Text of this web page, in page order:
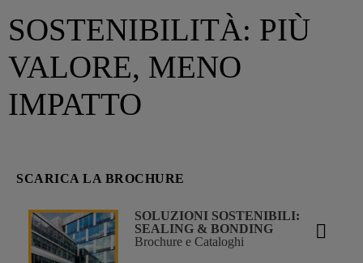
SOSTENIBILITÀ: PIÙ
VALORE, MENO
IMPATTO
SCARICA LA BROCHURE
SOLUZIONI SOSTENIBILI:
SEALING & BONDING
Brochure e Cataloghi